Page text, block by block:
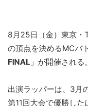
8月25日（金）東京・
の頂点を決めるMCバ
FINAL 」が開催される。
出演ラッパーは、3月
第11回大会で優勝した